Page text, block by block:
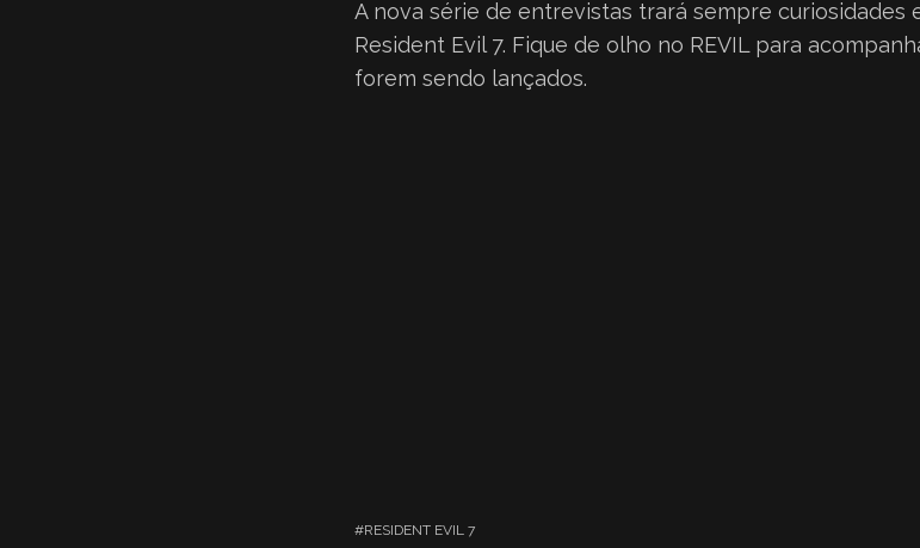
A nova série de entrevistas trará sempre curiosidades
Resident Evil 7. Fique de olho no REVIL para
forem sendo lançados.
RESIDENT EVIL 7